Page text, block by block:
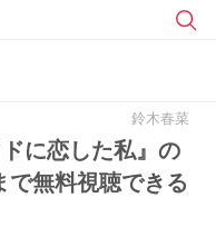
鈴木春菜
に恋した私』の
無料視聴できる